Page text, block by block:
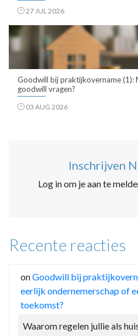
27 JUL 2026
Goodwill bij praktijkovername (1):
goodwill vragen?
03 AUG 2026
Inschrijven
Log in om je aan te
Recente reacties
onGoodwill bij
eerlijk ondernemerschap of
toekomst?
Waarom regelen jullie als